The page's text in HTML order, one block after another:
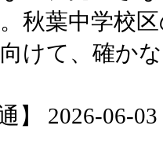
秋葉中学校
けて、確か
】 2026-06-